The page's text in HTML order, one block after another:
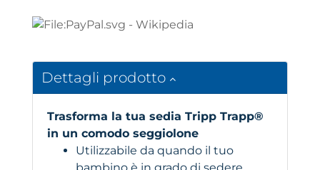
Dettagli prodotto
Trasforma la tua sedia Tripp Trapp®
in un comodo seggiolone
Utilizzabile da quando il tuo